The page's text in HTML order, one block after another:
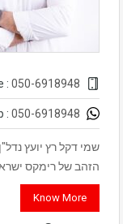
050-6918948
050-6918948
הזהב של רימקס
Know More